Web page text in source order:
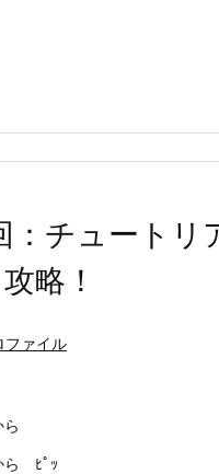
：チュート
略！
ファイル
ﾋﾟｯ